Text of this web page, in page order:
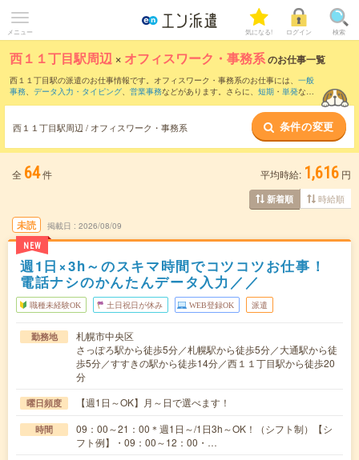
メニュー 気になる! ログイン 検索
西１１丁目駅周辺 × オフィスワーク・事務系のお仕事一覧
西１１丁目駅の派遣のお仕事情報です。オフィスワーク・事務系のお仕事には、 一般
事務、 データ入力・タイピング、 営業事務などがあります。さらに、 短期 ・ 単発など
西１１丁目駅周辺 / オフィスワーク・事務系 条件の変更
全 64件 平均時給: 1,616 円
新着順 時給順
未読
NEW
掲載日 2026/08/09
週1日×3h～のスキマ時間でコツコツお仕事！
電話ナシのかんたんデータ入力／／
職種未経験OK 土日祝日が休み WEB登録OK 派遣
勤務地
札幌市中央区
さっぽろ駅から徒歩5分／札幌駅から徒歩5分／大通駅から徒
歩5分／すすきの駅から徒歩14分／西１１丁目駅から徒歩20
分
曜日頻度 【週1日～OK】月～日で選べます！
時間
09：00～21：00＊週1日～/1日3h～OK！（シフト制）【シ
フト例】・09：00～12：00・…